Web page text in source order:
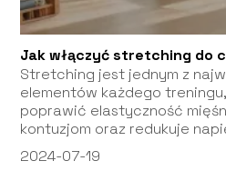
Jak włączyć stretching do
Stretching jest jednym z
elementów każdego
poprawić elastyczność
kontuzjom oraz redukuje
2024-07-19